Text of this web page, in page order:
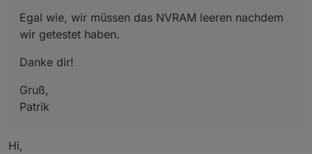
Egal wie, wir müssen das NVRAM leeren nachdem
wir getestet haben.
Danke dir!
Gruß,
Patrik
Hi,